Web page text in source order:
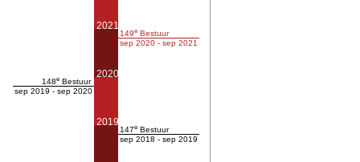
148e Bestuur
sep 2019 - sep 2020
2021
2020
2019
149e Bestuur
sep 2020 - sep 2021
147e Bestuur
sep 2018 - sep 2019